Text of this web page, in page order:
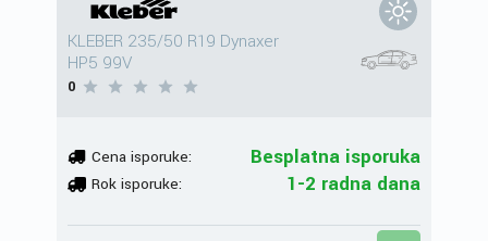
KLEBER 235/50 R19 Dynaxer
HP5 99V
0
Cena isporuke: Besplatna isporuka
Rok isporuke: 1-2 radna dana